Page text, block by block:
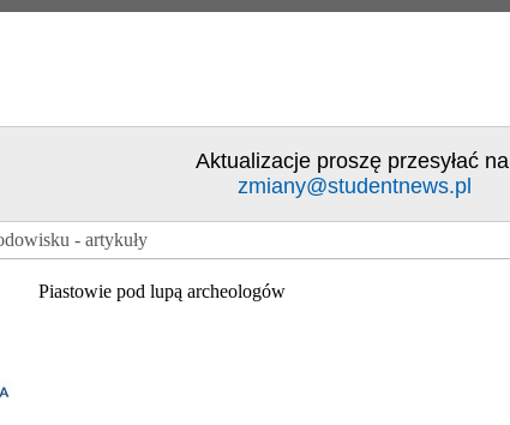
Aktualizacje proszę przesyłać na
zmiany@studentnews.pl
- artykuły
Piastowie pod lupą archeologów